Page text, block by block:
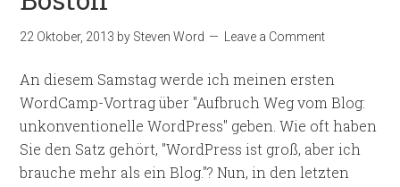
22 Oktober, 2013 by Steven Word Leave a Comment
An diesem Samstag werde ich meinen ersten
WordCamp-Vortrag über "Aufbruch Weg vom Blog:
unkonventionelle WordPress" geben. Wie oft haben
Sie den Satz gehört, "WordPress ist groß, aber ich
brauche mehr als ein Blog."? Nun, in den letzten